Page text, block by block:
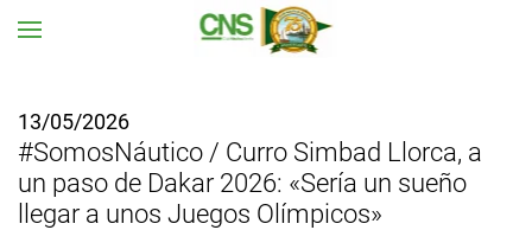
13/05/2026
#SomosNáutico / Curro Simbad Llorca, a
un paso de Dakar 2026: «Sería un sueño
llegar a unos Juegos Olímpicos»